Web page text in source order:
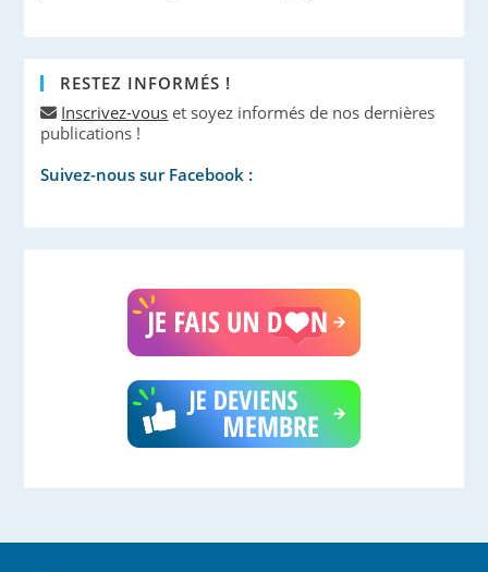
RESTEZ INFORMÉS !
Inscrivez-vous et soyez informés de nos dernières
publications !
Suivez-nous sur Facebook :